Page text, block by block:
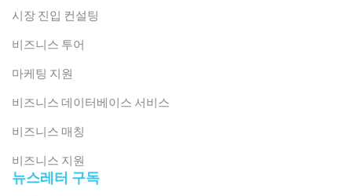
시장 진입 컨설팅
비즈니스 투어
마케팅 지원
비즈니스 데이터베이스 서비스
비즈니스 매칭
비즈니스 지원
뉴스레터 구독